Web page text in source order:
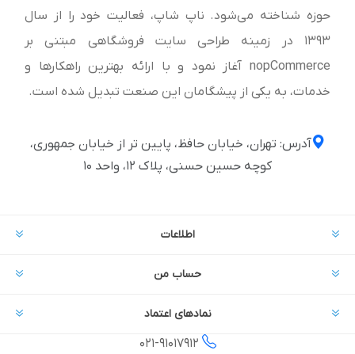
حوزه شناخته می‌شود. ناپ شاپ، فعالیت خود را از سال
1393 در زمینه طراحی سایت فروشگاهی مبتنی بر
nopCommerce آغاز نمود و با ارائه بهترین راهکارها و
خدمات، به یکی از پیشگامان این صنعت تبدیل شده است.
آدرس: تهران، خیابان حافظ، پایین تر از خیابان جمهوری،
کوچه حسین حسنی، پلاک ۱۲، واحد ۱۰
اطلاعات
حساب من
نمادهای اعتماد
021-91017912